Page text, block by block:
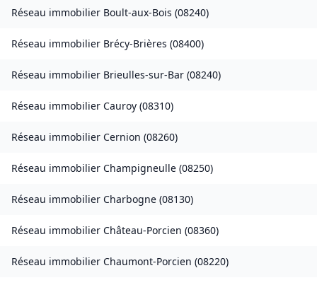
Réseau immobilier Boult-aux-Bois (08240)
Réseau immobilier Brécy-Brières (08400)
Réseau immobilier Brieulles-sur-Bar (08240)
Réseau immobilier Cauroy (08310)
Réseau immobilier Cernion (08260)
Réseau immobilier Champigneulle (08250)
Réseau immobilier Charbogne (08130)
Réseau immobilier Château-Porcien (08360)
Réseau immobilier Chaumont-Porcien (08220)